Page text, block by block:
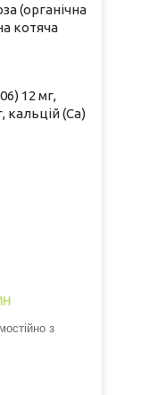
(органічна
котяча
12 мг,
кальцій (Ca)
з